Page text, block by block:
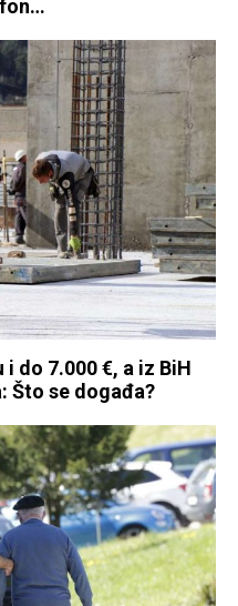
do 7.000 €, a iz BiH
Što se događa?